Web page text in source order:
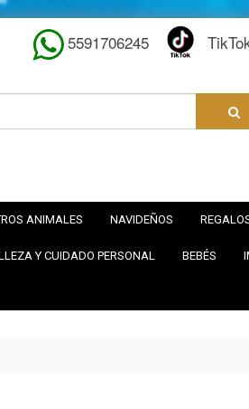
5591706245
ANIMALES NAVIDEÑOS
Y CUIDADO PERSONAL BEBÉS